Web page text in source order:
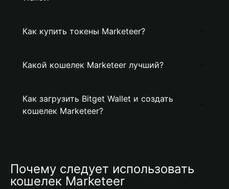
Как купить токены Marketeer?
Какой кошелек Marketeer лучший?
Как загрузить Bitget Wallet и создать
кошелек Marketeer?
Почему следует использовать
кошелек Marketeer